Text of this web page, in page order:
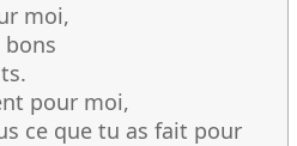
moi,
bons
pour moi,
ce que tu as fait pour